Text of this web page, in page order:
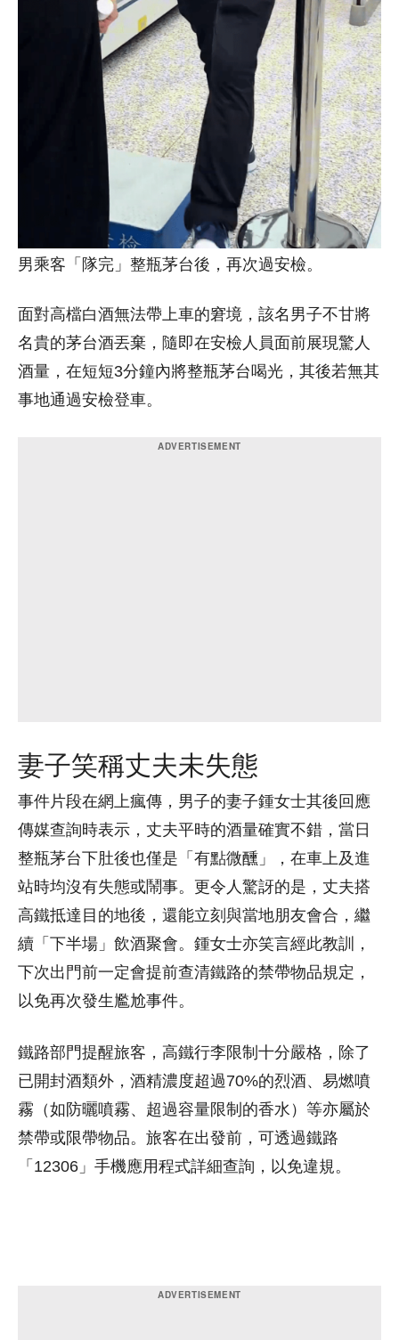
男乘客「隊完」整瓶茅台後，再次過安檢。
面對高檔白酒無法帶上車的窘境，該名男子不甘將
名貴的茅台酒丟棄，隨即在安檢人員面前展現驚人
酒量，在短短3分鐘內將整瓶茅台喝光，其後若無其
事地通過安檢登車。
妻子笑稱丈夫未失態
事件片段在網上瘋傳，男子的妻子鍾女士其後回應
傳媒查詢時表示，丈夫平時的酒量確實不錯，當日
整瓶茅台下肚後也僅是「有點微醺」，在車上及進
站時均沒有失態或鬧事。更令人驚訝的是，丈夫搭
高鐵抵達目的地後，還能立刻與當地朋友會合，繼
續「下半場」飲酒聚會。鍾女士亦笑言經此教訓，
下次出門前一定會提前查清鐵路的禁帶物品規定，
以免再次發生尷尬事件。
鐵路部門提醒旅客，高鐵行李限制十分嚴格，除了
已開封酒類外，酒精濃度超過70%的烈酒、易燃噴
霧（如防曬噴霧、超過容量限制的香水）等亦屬於
禁帶或限帶物品。旅客在出發前，可透過鐵路
「12306」手機應用程式詳細查詢，以免違規。